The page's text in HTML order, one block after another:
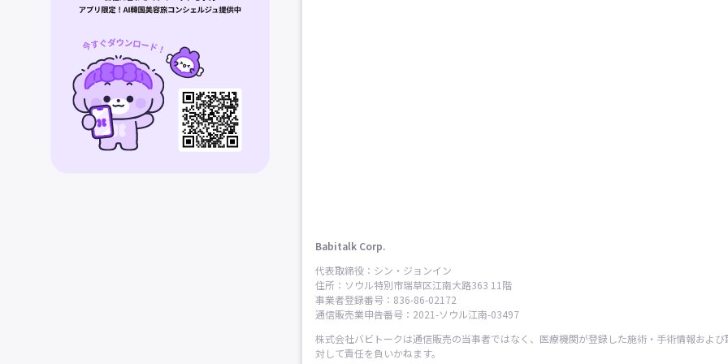
Babitalk Corp.
代表取締役：シン・ジョンイン
住所：ソウル特別市瑞草区江南大路363 11階
事業者登録番号：836-86-02172
通信販売業申告番号：2021-ソウル江南-03497
株式会社バビトークは通信販売の当事者ではなく、医療機関が登録した施術・手術情報および
対して責任を負いかねます。